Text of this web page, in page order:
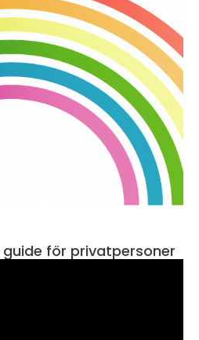
guide för privatpersoner